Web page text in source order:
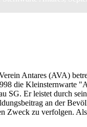
Antares (AVA)
die Kleinsternwarte
SG. Er leistet durch
an der
Zweck zu verfolgen.